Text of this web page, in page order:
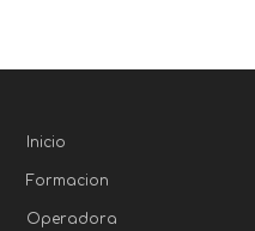
Inicio
Formacion
Operadora